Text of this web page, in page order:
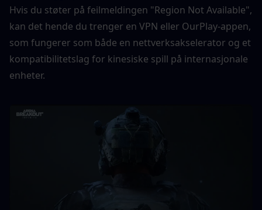
Hvis du støter på feilmeldingen "Region Not Available",
kan det hende du trenger en VPN eller OurPlay-appen,
som fungerer som både en nettverksakselerator og et
kompatibilitetslag for kinesiske spill på internasjonale
enheter.